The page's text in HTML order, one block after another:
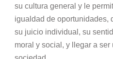
su cultura general y le
igualdad de oportunidades,
su juicio individual, su
moral y social, y llegar a